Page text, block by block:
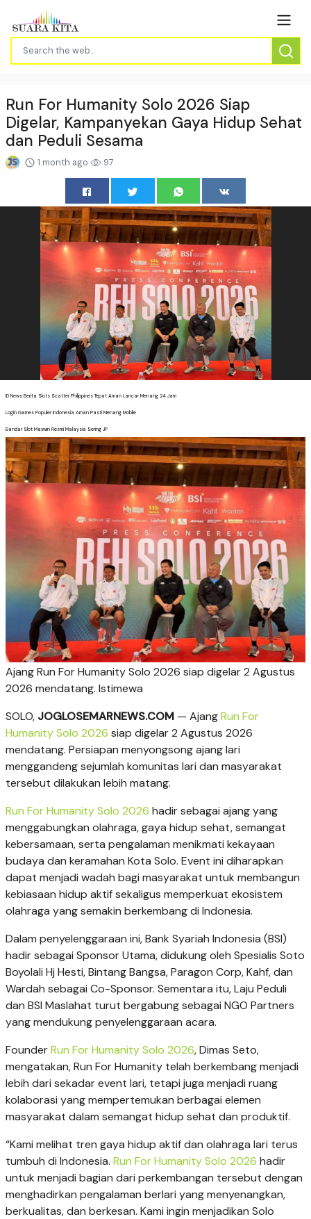
Run For Humanity Solo 2026 Siap
Digelar, Kampanyekan Gaya Hidup Sehat
dan Peduli Sesama
1 month ago 97
ID News Berita Slots Scatter Philippines Tepat Aman Lancar Menang 24 Jam
Login Games Populer Indonesia Aman Pasti Menang Mobile
Bandar Slot Maxwin Resmi Malaysia Sering JP
Ajang Run For Humanity Solo 2026 siap digelar 2 Agustus
2026 mendatang. Istimewa
SOLO, JOGLOSEMARNEWS.COM — AjangRun For
Humanity Solo 2026 siap digelar 2 Agustus 2026
mendatang. Persiapan menyongsong ajang lari
menggandeng sejumlah komunitas lari dan masyarakat
tersebut dilakukan lebih matang.
Run For Humanity Solo 2026 hadir sebagai ajang yang
menggabungkan olahraga, gaya hidup sehat, semangat
kebersamaan, serta pengalaman menikmati kekayaan
budaya dan keramahan Kota Solo. Event ini diharapkan
dapat menjadi wadah bagi masyarakat untuk membangun
kebiasaan hidup aktif sekaligus memperkuat ekosistem
olahraga yang semakin berkembang di Indonesia.
Dalam penyelenggaraan ini, Bank Syariah Indonesia (BSI)
hadir sebagai Sponsor Utama, didukung oleh Spesialis Soto
Boyolali Hj Hesti, Bintang Bangsa, Paragon Corp, Kahf, dan
Wardah sebagai Co-Sponsor. Sementara itu, Laju Peduli
dan BSI Maslahat turut bergabung sebagai NGO Partners
yang mendukung penyelenggaraan acara.
FounderRun For Humanity Solo 2026, Dimas Seto,
mengatakan, Run For Humanity telah berkembang menjadi
lebih dari sekadar event lari, tetapi juga menjadi ruang
kolaborasi yang mempertemukan berbagai elemen
masyarakat dalam semangat hidup sehat dan produktif.
“Kami melihat tren gaya hidup aktif dan olahraga lari terus
tumbuh di Indonesia. Run For Humanity Solo 2026 hadir
untuk menjadi bagian dari perkembangan tersebut dengan
menghadirkan pengalaman berlari yang menyenangkan,
berkualitas, dan berkesan. Kami ingin menjadikan Solo